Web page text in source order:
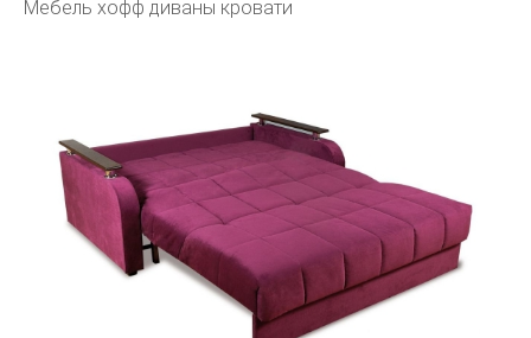
Мебель хофф диваны кровати